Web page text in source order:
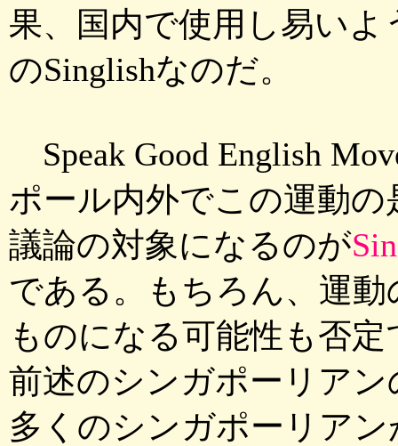
果、国内で使用し易い
のSinglishなのだ。
Speak Good English
ポール内外でこの運動
議論の対象になるのが
である。もちろん、運
ものになる可能性も否
前述のシンガポーリア
多くのシンガポーリア